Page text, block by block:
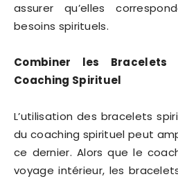
assurer qu’elles
besoins spirituels.
Combiner les
Coaching Spirituel
L’utilisation des bracelets
du coaching spirituel peut
ce dernier. Alors que le
voyage intérieur, les